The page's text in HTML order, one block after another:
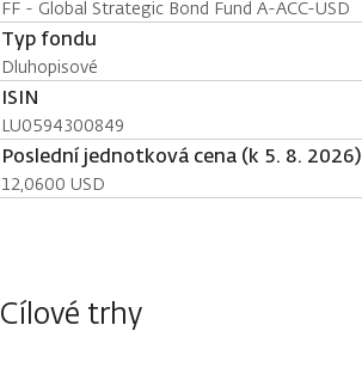
FF - Global Strategic Bond Fund A-ACC-USD
Typ fondu
Dluhopisové
ISIN
LU0594300849
Poslední jednotková cena (k 5. 8. 2026)
12,0600 USD
Cílové trhy